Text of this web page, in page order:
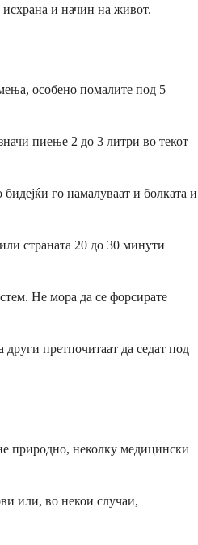
исхрана и начин на живот.
особено помалите под 5
пиење 2 до 3 литри во текот
го намалуваат и болката и
страната 20 до 30 минути
Не мора да се форсирате
претпочитаат да седат под
природно, неколку медицински
или, во некои случаи,